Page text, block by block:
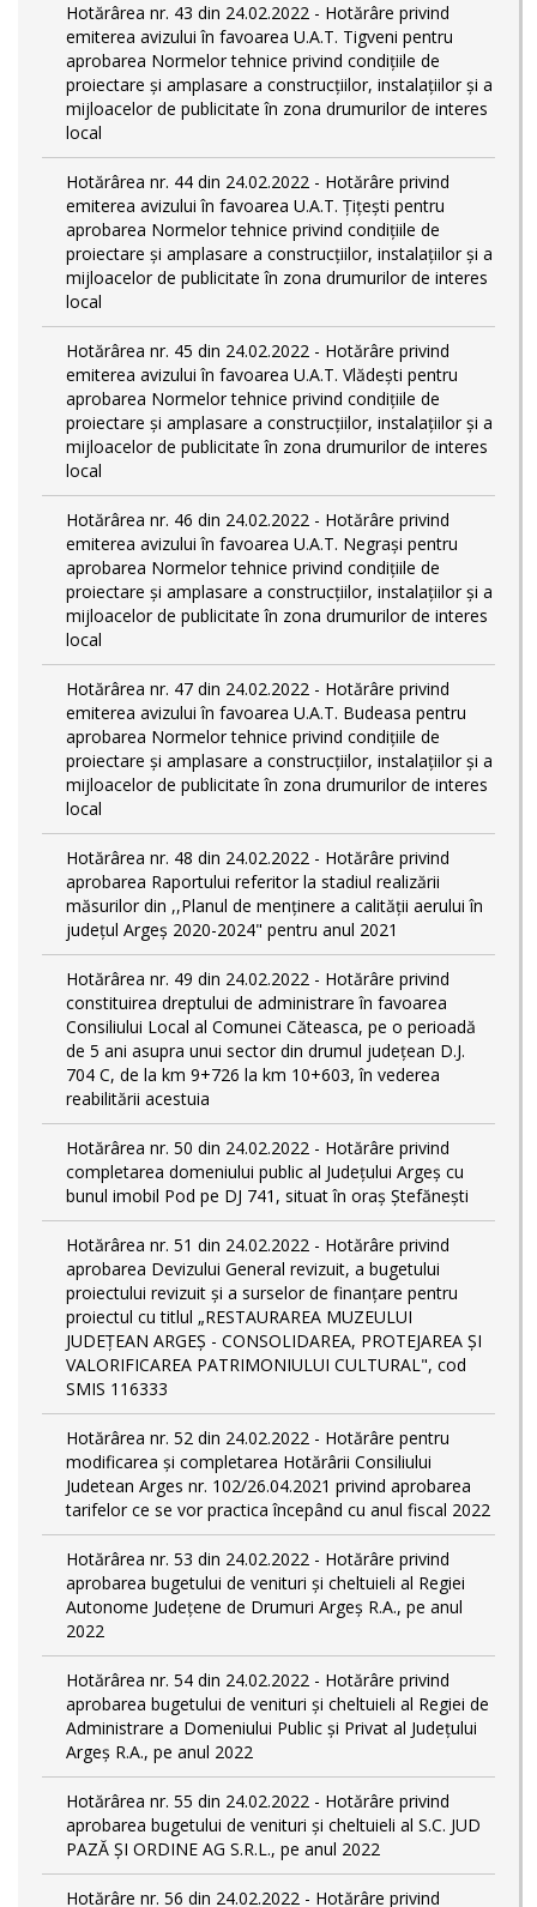
Hotărârea nr. 43 din 24.02.2022 - Hotărâre privind
emiterea avizului în favoarea U.A.T. Tigveni pentru
aprobarea Normelor tehnice privind condiţiile de
proiectare şi amplasare a construcţiilor, instalaţiilor şi a
mijloacelor de publicitate în zona drumurilor de interes
local
Hotărârea nr. 44 din 24.02.2022 - Hotărâre privind
emiterea avizului în favoarea U.A.T. Țițești pentru
aprobarea Normelor tehnice privind condiţiile de
proiectare şi amplasare a construcţiilor, instalaţiilor şi a
mijloacelor de publicitate în zona drumurilor de interes
local
Hotărârea nr. 45 din 24.02.2022 - Hotărâre privind
emiterea avizului în favoarea U.A.T. Vlădești pentru
aprobarea Normelor tehnice privind condiţiile de
proiectare şi amplasare a construcţiilor, instalaţiilor şi a
mijloacelor de publicitate în zona drumurilor de interes
local
Hotărârea nr. 46 din 24.02.2022 - Hotărâre privind
emiterea avizului în favoarea U.A.T. Negrași pentru
aprobarea Normelor tehnice privind condiţiile de
proiectare şi amplasare a construcţiilor, instalaţiilor şi a
mijloacelor de publicitate în zona drumurilor de interes
local
Hotărârea nr. 47 din 24.02.2022 - Hotărâre privind
emiterea avizului în favoarea U.A.T. Budeasa pentru
aprobarea Normelor tehnice privind condiţiile de
proiectare şi amplasare a construcţiilor, instalaţiilor şi a
mijloacelor de publicitate în zona drumurilor de interes
local
Hotărârea nr. 48 din 24.02.2022 - Hotărâre privind
aprobarea Raportului referitor la stadiul realizării
măsurilor din ,,Planul de menținere a calității aerului în
județul Argeș 2020-2024" pentru anul 2021
Hotărârea nr. 49 din 24.02.2022 - Hotărâre privind
constituirea dreptului de administrare în favoarea
Consiliului Local al Comunei Căteasca, pe o perioadă
de 5 ani asupra unui sector din drumul județean D.J.
704 C, de la km 9+726 la km 10+603, în vederea
reabilitării acestuia
Hotărârea nr. 50 din 24.02.2022 - Hotărâre privind
completarea domeniului public al Judeţului Argeş cu
bunul imobil Pod pe DJ 741, situat în oraș Ștefănești
Hotărârea nr. 51 din 24.02.2022 - Hotărâre privind
aprobarea Devizului General revizuit, a bugetului
proiectului revizuit și a surselor de finanțare pentru
proiectul cu titlul „RESTAURAREA MUZEULUI
JUDEȚEAN ARGEȘ - CONSOLIDAREA, PROTEJAREA ȘI
VALORIFICAREA PATRIMONIULUI CULTURAL", cod
SMIS 116333
Hotărârea nr. 52 din 24.02.2022 - Hotărâre pentru
modificarea și completarea Hotărârii Consiliului
Judetean Arges nr. 102/26.04.2021 privind aprobarea
tarifelor ce se vor practica începând cu anul fiscal 2022
Hotărârea nr. 53 din 24.02.2022 - Hotărâre privind
aprobarea bugetului de venituri și cheltuieli al Regiei
Autonome Județene de Drumuri Argeș R.A., pe anul
2022
Hotărârea nr. 54 din 24.02.2022 - Hotărâre privind
aprobarea bugetului de venituri și cheltuieli al Regiei de
Administrare a Domeniului Public și Privat al Județului
Argeș R.A., pe anul 2022
Hotărârea nr. 55 din 24.02.2022 - Hotărâre privind
aprobarea bugetului de venituri și cheltuieli al S.C. JUD
PAZĂ ȘI ORDINE AG S.R.L., pe anul 2022
Hotărâre nr. 56 din 24.02.2022 - Hotărâre privind